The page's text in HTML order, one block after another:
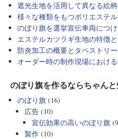
遮光生地を活用して異なる絵
様々な種類をもつポリエステ
のぼり旗を選挙宣伝車両につ
エステルカツラギ生地の特徴と
防炎加工の概要とタペストリ
オーダー時の制作現場におけ
のぼり旗を作るならちゃんと
のぼり旗 (16)
広告 (10)
宣伝効果の高いのぼり旗
製作 (10)